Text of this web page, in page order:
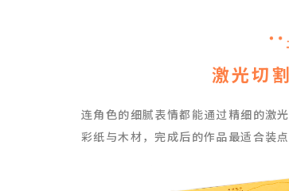
激光切
连角色的细腻表情都能通过精细的激
彩纸与木材，完成后的作品最适合装点